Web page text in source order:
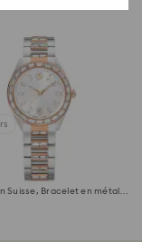
date
Suisse, Bracelet en métal,